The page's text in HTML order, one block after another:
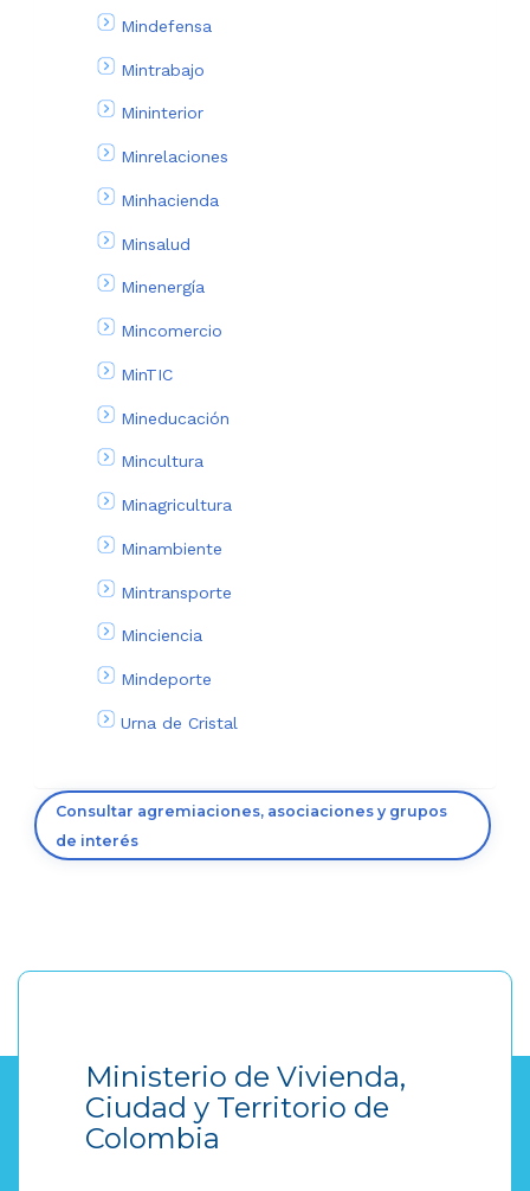
Mindefensa
Mintrabajo
Mininterior
Minrelaciones
Minhacienda
Minsalud
Minenergía
Mincomercio
MinTIC
Mineducación
Mincultura
Minagricultura
Minambiente
Mintransporte
Minciencia
Mindeporte
Urna de Cristal
Consultar agremiaciones, asociaciones y grupos
de interés
Ministerio de Vivienda,
Ciudad y Territorio de
Colombia